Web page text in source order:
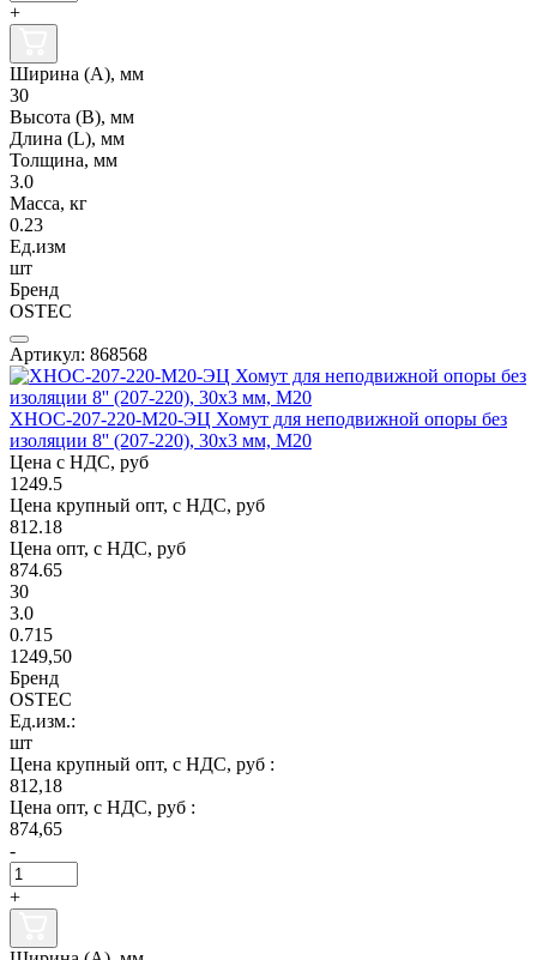
+
Ширина (А), мм
30
Высота (В), мм
Длина (L), мм
Толщина, мм
3.0
Масса, кг
0.23
Ед.изм
шт
Бренд
OSTEC
Артикул: 868568
ХНОС-207-220-М20-ЭЦ Хомут для неподвижной опоры без
изоляции 8'' (207-220), 30х3 мм, М20
Цена с НДС, руб
1249.5
Цена крупный опт, с НДС, руб
812.18
Цена опт, с НДС, руб
874.65
30
3.0
0.715
1249,50
Бренд
OSTEC
Ед.изм.:
шт
Цена крупный опт, с НДС, руб :
812,18
Цена опт, с НДС, руб :
874,65
-
+